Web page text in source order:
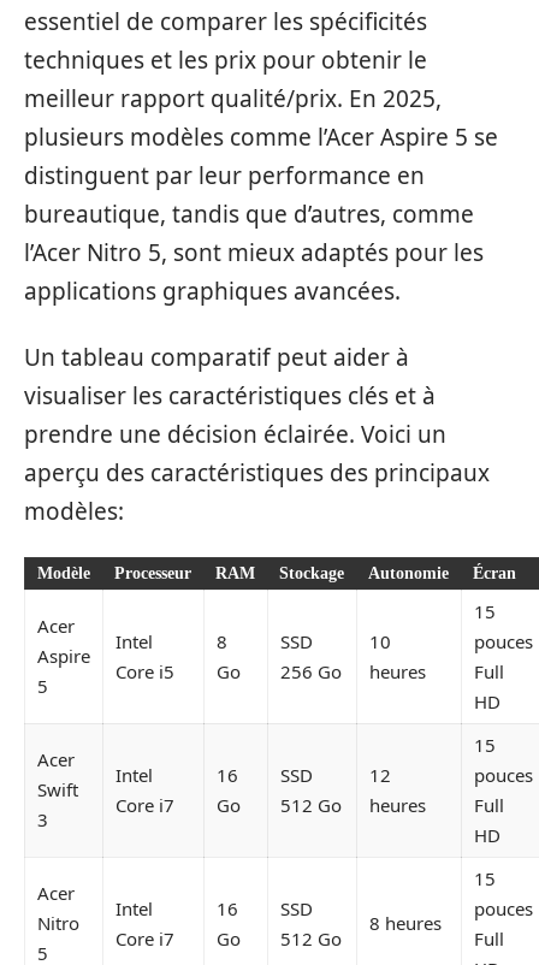
essentiel de comparer les spécificités
techniques et les prix pour obtenir le
meilleur rapport qualité/prix. En 2025,
plusieurs modèles comme l’Acer Aspire 5 se
distinguent par leur performance en
bureautique, tandis que d’autres, comme
l’Acer Nitro 5, sont mieux adaptés pour les
applications graphiques avancées.
Un tableau comparatif peut aider à
visualiser les caractéristiques clés et à
prendre une décision éclairée. Voici un
aperçu des caractéristiques des principaux
modèles:
Modèle Processeur RAM Stockage Autonomie Écran
Acer
Aspire
5
Intel
Core i5
8
Go
SSD
256 Go
10
heures
15
pouces
Full
HD
Acer
Swift
3
Intel
Core i7
16
Go
SSD
512 Go
12
heures
15
pouces
Full
HD
Acer
Nitro
5
Intel
Core i7
16
Go
SSD
512 Go
8 heures
15
pouces
Full